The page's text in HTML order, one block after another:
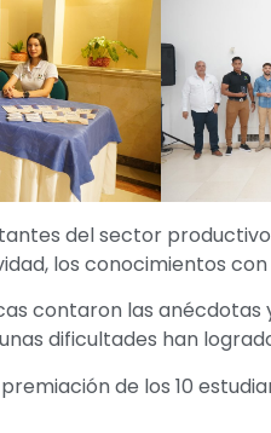
del sector
los conocimientos
contaron las
dificultades han
de los 10